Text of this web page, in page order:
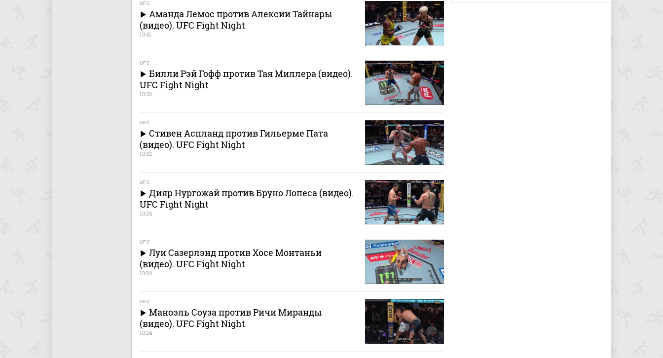
UFC
Аманда Лемос против Алексии Тайнары
(видео). UFC Fight Night
10:41
UFC
Билли Рэй Гофф против Тая Миллера (видео).
UFC Fight Night
10:32
UFC
Стивен Аспланд против Гильерме Пата
(видео). UFC Fight Night
10:32
UFC
Дияр Нургожай против Бруно Лопеса (видео).
UFC Fight Night
10:24
UFC
Луи Сазерлэнд против Хосе Монтаньи
(видео). UFC Fight Night
10:24
UFC
Маноэль Соуза против Ричи Миранды
(видео). UFC Fight Night
10:24